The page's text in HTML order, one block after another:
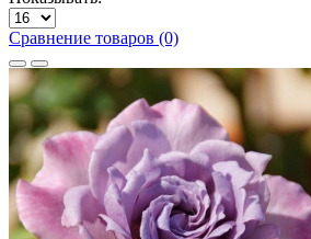
Сравнение товаров (0)